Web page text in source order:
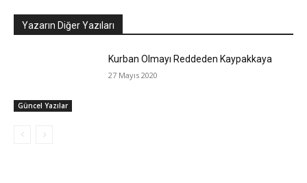
Yazarın Diğer Yazıları
Güncel Yazılar
Kurban Olmayı Reddeden Kaypakkaya
27 Mayıs 2020